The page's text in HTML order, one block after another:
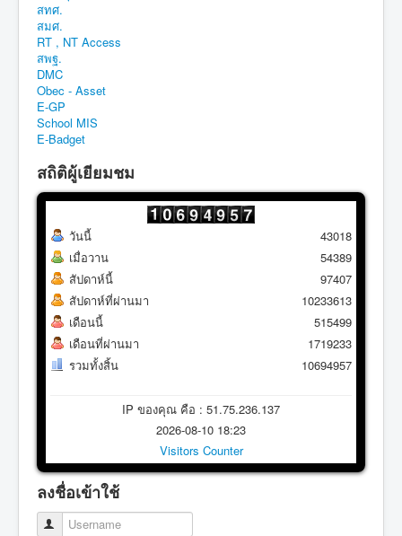
สทศ.
สมศ.
RT , NT Access
สพฐ.
DMC
Obec - Asset
E-GP
School MIS
E-Badget
สถิติผู้เยียมชม
วันนี้
เมื่อวาน
สัปดาห์นี้
สัปดาห์ที่ผ่านมา
เดือนนี้
เดือนที่ผ่านมา
รวมทั้งสิ้น
43018
54389
97407
10233613
515499
1719233
10694957
IP ของคุณ คือ : 51.75.236.137
2026-08-10 18:23
Visitors Counter
ลงชื่อเข้าใช้
Username